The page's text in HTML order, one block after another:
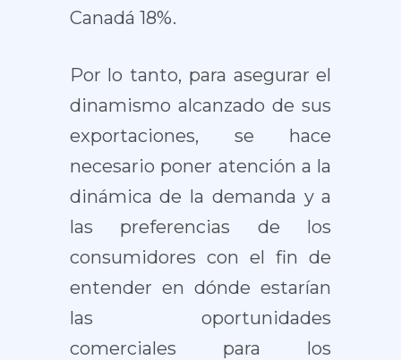
Canadá 18%.
Por lo tanto, para asegurar el
dinamismo alcanzado de sus
exportaciones, se hace
necesario poner atención a la
dinámica de la demanda y a
las preferencias de los
consumidores con el fin de
entender en dónde estarían
las oportunidades
comerciales para los